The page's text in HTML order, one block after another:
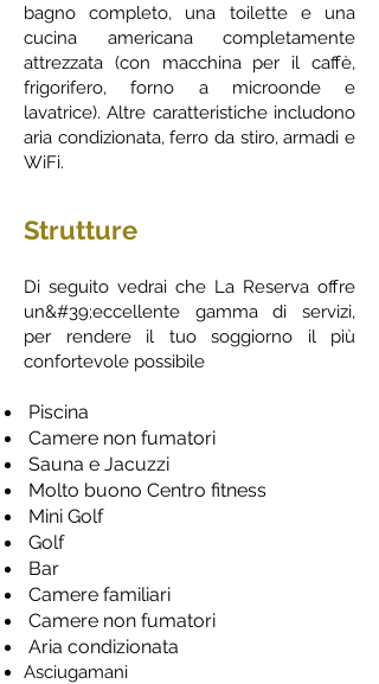
bagno completo, una toilette e una
cucina americana completamente
attrezzata (con macchina per il caffè,
frigorifero, forno a microonde e
lavatrice). Altre caratteristiche includono
aria condizionata, ferro da stiro, armadi e
WiFi.
Strutture
Di seguito vedrai che La Reserva offre
un&#39;eccellente gamma di servizi,
per rendere il tuo soggiorno il più
confortevole possibile
Piscina
Camere non fumatori
Sauna e Jacuzzi
Molto buono Centro fitness
Mini Golf
Golf
Bar
Camere familiari
Camere non fumatori
Aria condizionata
Asciugamani